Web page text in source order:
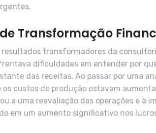
Transformação
resultados transformadores da
dificuldades em entender por
das receitas. Ao passar por uma
os custos de produção estavam
a uma reavaliação das operações e à
em um aumento significativo nos